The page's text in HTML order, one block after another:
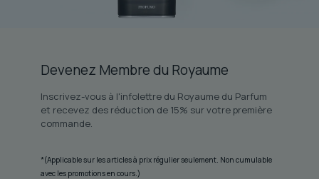
Devenez Membre du Royaume
Inscrivez-vous à l'infolettre du Royaume du Parfum
et recevez des réduction de 15% sur votre première
commande.
*(Applicable sur les articles à prix régulier seulement. Non cumulable
avec les promotions en cours.)